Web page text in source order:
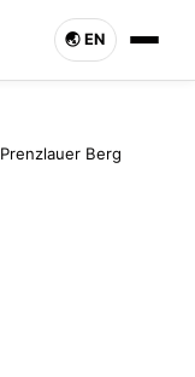
🌏︎ EN
Prenzlauer Berg